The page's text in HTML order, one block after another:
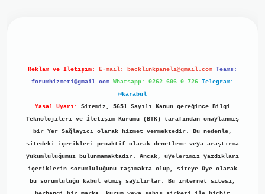
Reklam ve İletişim: E-mail: backlinkpaneli@gmail.com Teams:
forumhizmeti@gmail.com Whatsapp: 0262 606 0 726 Telegram:
@karabul
Yasal Uyarı:
Sitemiz, 5651 Sayılı Kanun gereğince Bilgi
Teknolojileri ve İletişim Kurumu (BTK) tarafından onaylanmış
bir Yer Sağlayıcı olarak hizmet vermektedir. Bu nedenle,
sitedeki içerikleri proaktif olarak denetleme veya araştırma
yükümlülüğümüz bulunmamaktadır. Ancak, üyelerimiz yazdıkları
içeriklerin sorumluluğunu taşımakta olup, siteye üye olarak
bu sorumluluğu kabul etmiş sayılırlar. Bu internet sitesi,